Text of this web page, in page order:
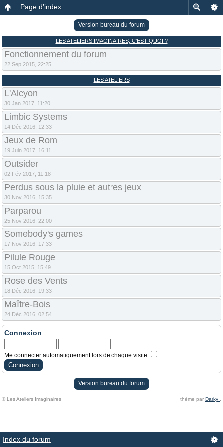
Page d’index
Version bureau du forum
LES ATELIERS IMAGINAIRES, C’EST QUOI ?
Fonctionnement du forum
22 Sep 2015, 22:25
LES ATELIERS
L'Alcyon
30 Jan 2017, 11:20
Limbic Systems
14 Déc 2016, 12:33
Jeux de Rom
19 Juin 2017, 16:11
Outsider
02 Fév 2017, 11:18
Perdus sous la pluie et autres jeux
30 Nov 2016, 15:35
Parparou
25 Nov 2016, 22:00
Somebody's games
17 Nov 2016, 17:33
Pilule Rouge
15 Oct 2015, 15:49
Rose des Vents
18 Déc 2016, 19:33
Maître-Bois
24 Déc 2016, 02:54
Connexion
Me connecter automatiquement lors de chaque visite
Version bureau du forum
© Les Ateliers Imaginaires thème par Darky
Index du forum